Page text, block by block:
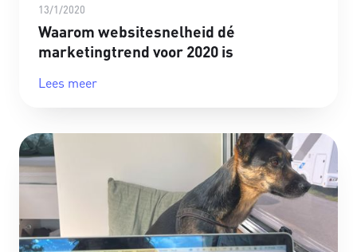
13/1/2020
Waarom websitesnelheid dé
marketingtrend voor 2020 is
Lees meer